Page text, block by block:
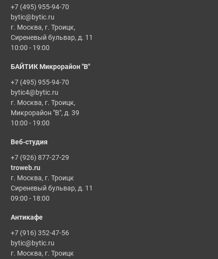
+7 (495) 955-94-70
bytic@bytic.ru
г. Москва, г. Троицк,
Сиреневый бульвар, д. 11
10:00 - 19:00
БАЙТИК Микрорайон "В"
+7 (495) 955-94-70
bytic4@bytic.ru
г. Москва, г. Троицк,
Микрорайон "В", д. 39
10:00 - 19:00
Веб-студия
+7 (926) 877-27-29
troweb.ru
г. Москва, г. Троицк
Сиреневый бульвар, д. 11
09:00 - 18:00
Антикафе
+7 (916) 352-47-56
bytic@bytic.ru
г. Москва, г. Троицк